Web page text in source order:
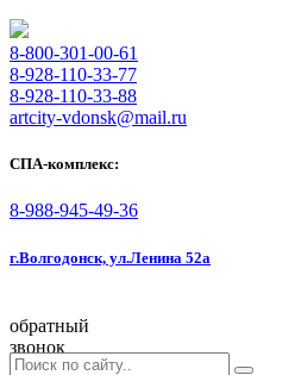
8-800-301-00-61
8-928-110-33-77
8-928-110-33-88
artcity-vdonsk@mail.ru
СПА-комплекс:
8-988-945-49-36
г.Волгодонск, ул.Ленина 52а
обратный
звонок